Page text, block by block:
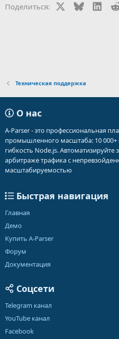
и
Поделиться: Bluesky
Техническая поддержка
О нас
A-Parser - это профессиональная
промышленного масштаба: 10 000+
гибкость Node.js. Автоматизируйте
арбитраже трафика с
масштабируемостью
Быстрая навигация
Главная
Демо
Купить A-Parser
Форум
Документация
Соцсети
Telegram канал
YouTube канал
Facebook